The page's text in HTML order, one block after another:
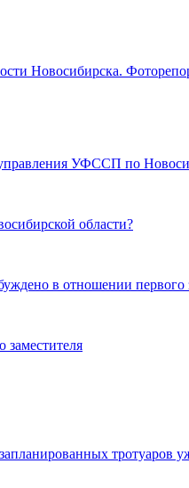
Новосибирска.
УФССП по
области?
в отношении первого
заместителя
тротуаров